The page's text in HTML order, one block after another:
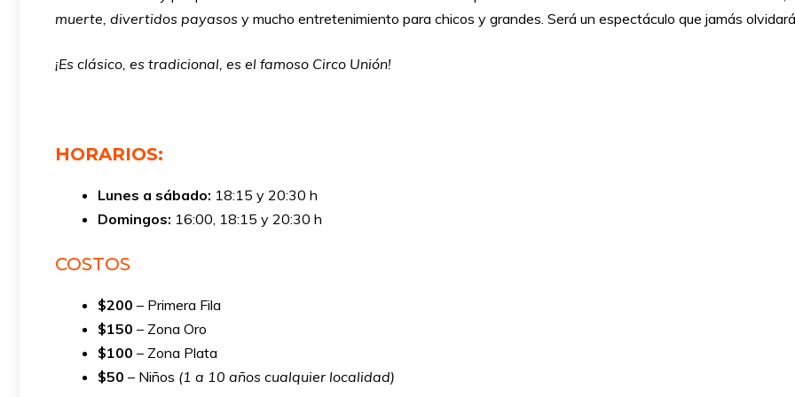
muerte, divertidos payasos y mucho entretenimiento para chicos y grandes. Será un espectáculo que jamás
¡Es clásico, es tradicional, es el famoso Circo Unión!
HORARIOS:
Lunes a sábado: 18:15 y 20:30 h
Domingos: 16:00, 18:15 y 20:30 h
COSTOS
$200 – Primera Fila
$150 – Zona Oro
$100 – Zona Plata
$50 – Niños (1 a 10 años cualquier localidad)